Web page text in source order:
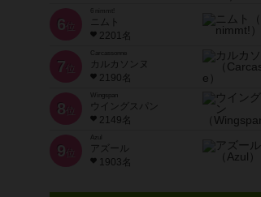
6 位
ニムト
2201名
7 位
Carcassonne
カルカソンヌ
2190名
8 位
Wingspan
ウイングスパン
2149名
9 位
Azul
アズール
1903名